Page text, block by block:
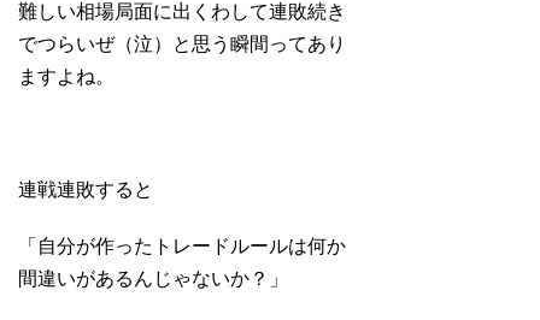
難しい相場局面に出くわして連敗続き
でつらいぜ（泣）と思う瞬間ってあり
ますよね。
連戦連敗すると
「自分が作ったトレードルールは何か
間違いがあるんじゃないか？」